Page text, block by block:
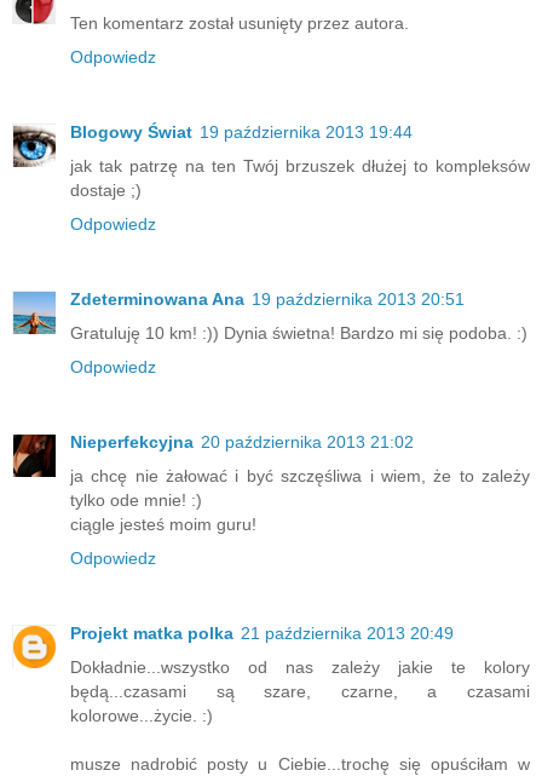
Ten komentarz został usunięty przez autora.
Odpowiedz
Blogowy Świat 19 października 2013 19:44
jak tak patrzę na ten Twój brzuszek dłużej to kompleksów
dostaje ;)
Odpowiedz
Zdeterminowana Ana 19 października 2013 20:51
Gratuluję 10 km! :)) Dynia świetna! Bardzo mi się podoba. :)
Odpowiedz
Nieperfekcyjna 20 października 2013 21:02
ja chcę nie żałować i być szczęśliwa i wiem, że to zależy
tylko ode mnie! :)
ciągle jesteś moim guru!
Odpowiedz
Projekt matka polka 21 października 2013 20:49
Dokładnie...wszystko od nas zależy jakie te kolory
będą...czasami są szare, czarne, a czasami
kolorowe...życie. :)
musze nadrobić posty u Ciebie...trochę się opuściłam w